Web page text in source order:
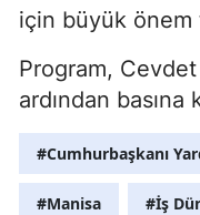
için büyük önem
Program, Cevdet
ardından
#Cumhurbaşkanı
#Manisa #İş